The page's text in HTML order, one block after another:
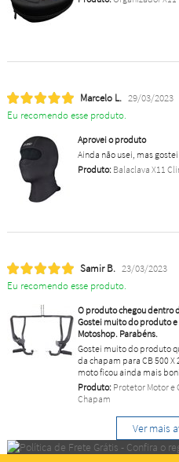
Marcelo L. 29/03/2023
Eu recomendo esse produto.
Aprovei o produto
Ainda não usei, mas
Produto:Balaclava X11
Samir B. 23/03/2023
Eu recomendo esse produto.
O produto chegou dentro
Gostei muito do produto
Motoshop. Parabéns.
Gostei muito do produto
da chapam para CB 500
moto ficou ainda mais
Produto:Protetor Motor e
Chapam
Ver mais